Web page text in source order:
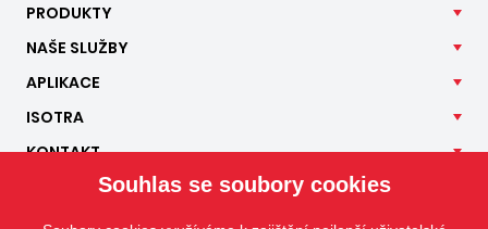
PRODUKTY
NAŠE SLUŽBY
APLIKACE
ISOTRA
KONTAKT
Souhlas se soubory cookies